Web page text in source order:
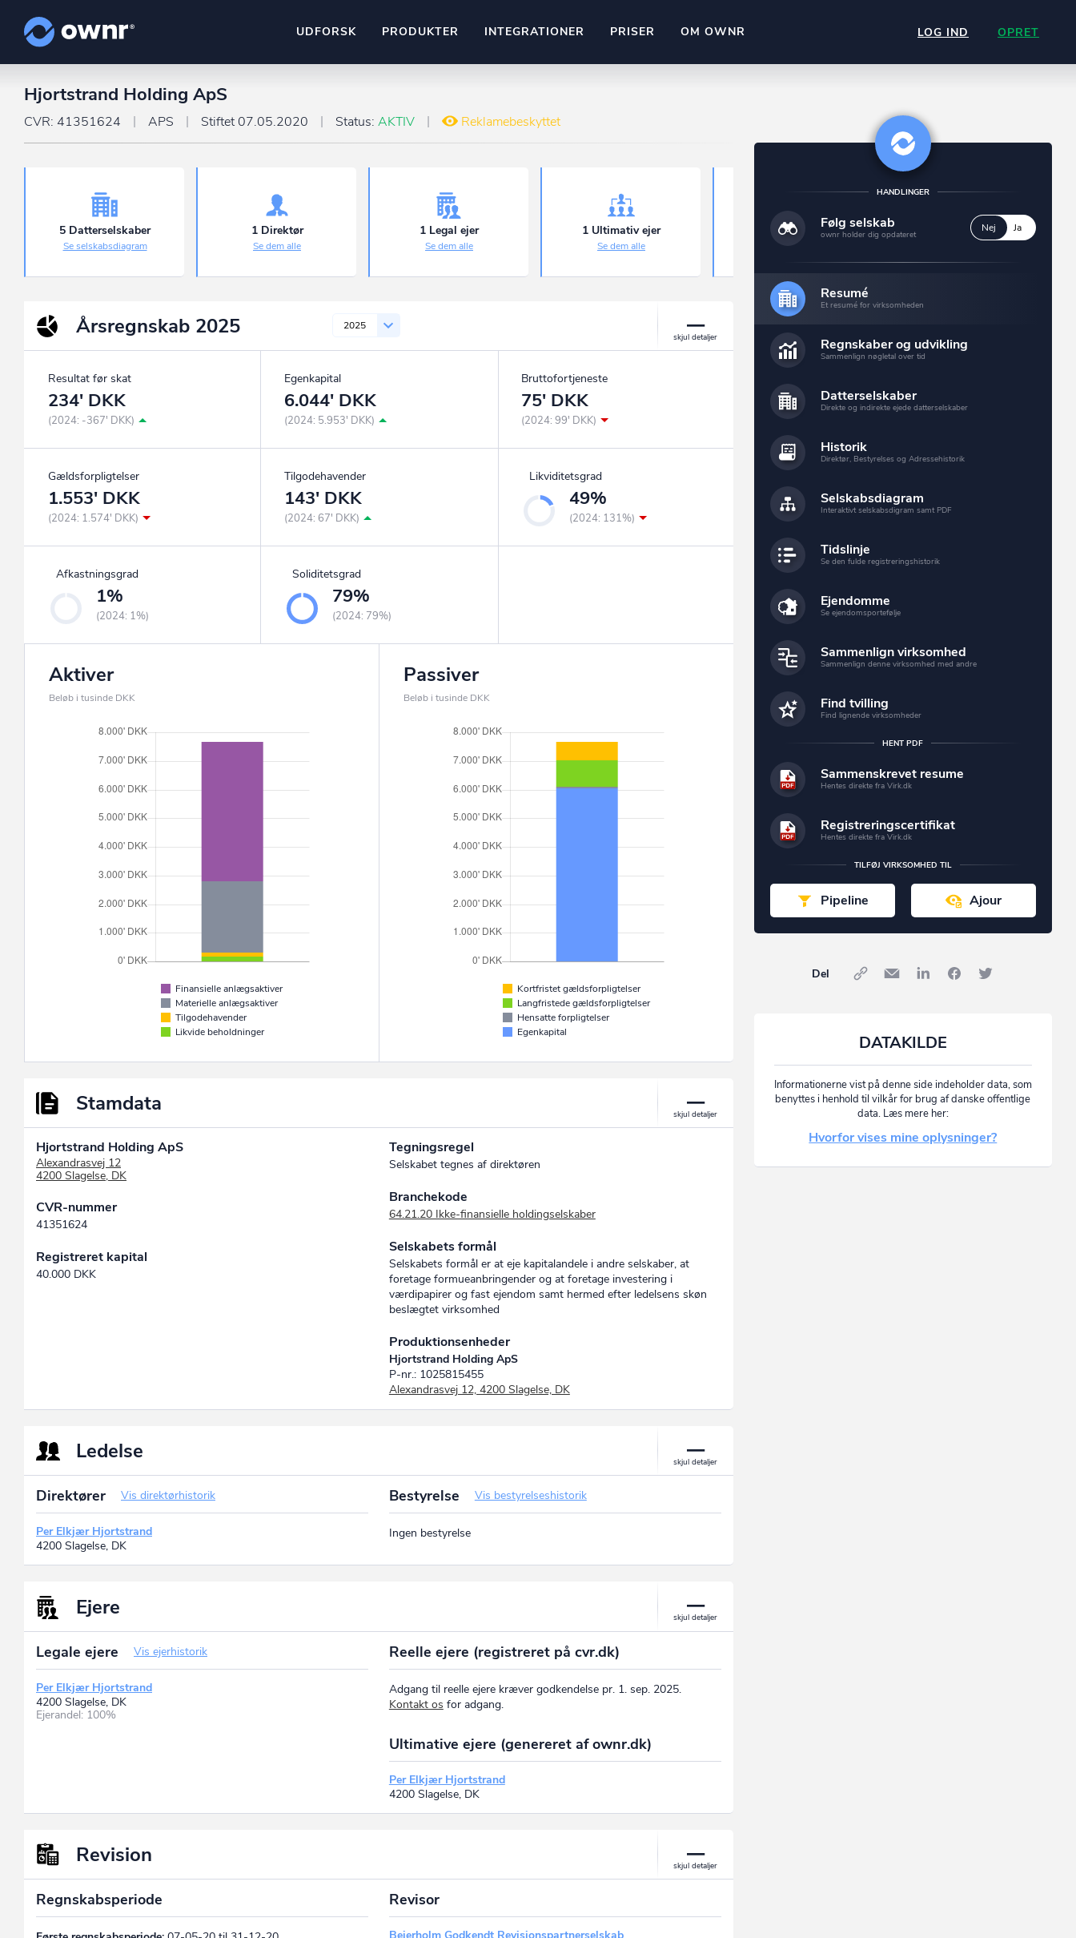
UDFORSK PRODUKTER
Hold dig opdateret og compliant
ownr Pipeline
Identificer salgsklare kundeemner
INTEGRATIONER
Kun fantasien sætter grænsen
Ownr ajour goes supersonic
PRISER OM OWNR LOG IND OPRET
Hjortstrand Holding ApS
CVR: 41351624 APS Stiftet 07.05.2020 Status: AKTIV Reklamebeskyttet
5 Datterselskaber
Se selskabsdiagram
1 Direktør
Se dem alle
1 Legal ejer
Se dem alle
1 Ultimativ ejer
Se dem alle
2 Ejendomme
Se dem alle
Årsregnskab 2025 2025
Resultat før skat
234' DKK
(2024: -367' DKK)
Egenkapital
6.044' DKK
(2024: 5.953' DKK)
Bruttofortjeneste
75' DKK
(2024: 99' DKK)
Gældsforpligtelser
1.553' DKK
(2024: 1.574' DKK)
Tilgodehavender
143' DKK
(2024: 67' DKK)
Likviditetsgrad
49%
(2024: 131%)
Afkastningsgrad
1%
(2024: 1%)
Soliditetsgrad
79%
(2024: 79%)
Aktiver
Beløb i tusinde DKK
Finansielle anlægsaktiver
Materielle anlægsaktiver
Tilgodehavender
Likvide beholdninger
Passiver
Beløb i tusinde DKK
Kortfristet gældsforpligtelser
Langfristede gældsforpligtelser
Hensatte forpligtelser
Egenkapital
Stamdata
Hjortstrand Holding ApS
Alexandrasvej 12
4200 Slagelse, DK
CVR-nummer
41351624
Registreret kapital
40.000 DKK
Tegningsregel
Selskabet tegnes af direktøren
Branchekode
64.21.20 Ikke-finansielle holdingselskaber
Selskabets formål
Selskabets formål er at eje kapitalandele i andre selskaber, at
foretage formueanbringender og at foretage investering i
værdipapirer og fast ejendom samt hermed efter ledelsens skøn
beslægtet virksomhed
Produktionsenheder
Hjortstrand Holding ApS
P-nr.: 1025815455
Alexandrasvej 12, 4200 Slagelse, DK
Ledelse
Direktører Vis direktørhistorik
Per Elkjær Hjortstrand
4200 Slagelse, DK
Bestyrelse Vis bestyrelseshistorik
Ingen bestyrelse
Ejere
Legale ejere Vis ejerhistorik
Per Elkjær Hjortstrand
4200 Slagelse, DK
Ejerandel: 100%
Reelle ejere (registreret på cvr.dk)
Adgang til reelle ejere kræver godkendelse pr. 1. sep. 2025.
Kontakt os for adgang.
Ultimative ejere (genereret af ownr.dk)
Per Elkjær Hjortstrand
4200 Slagelse, DK
Revision
Regnskabsperiode Revisor
Beierholm Godkendt Revisionspartnerselskab
HANDLINGER
Følg selskab
ownr holder dig opdateret
Nej Ja
Resumé
Et resumé for virksomheden
Regnskaber og udvikling
Sammenlign nøgletal over tid
Datterselskaber
Direkte og indirekte ejede datterselskaber
Historik
Direktør, Bestyrelses og Adressehistorik
Selskabsdiagram
Interaktivt selskabsdigram samt PDF
Tidslinje
Se den fulde registreringshistorik
Ejendomme
Se ejendomsportefølje
Sammenlign virksomhed
Sammenlign denne virksomhed med andre
Find tvilling
Find lignende virksomheder
HENT PDF
Sammenskrevet resume
Hentes direkte fra Virk.dk
Registreringscertifikat
Hentes direkte fra Virk.dk
TILFØJ VIRKSOMHED TIL
Pipeline Ajour
Del
DATAKILDE
Informationerne vist på denne side indeholder data, som
benyttes i henhold til vilkår for brug af danske offentlige
data. Læs mere her:
Hvorfor vises mine oplysninger?